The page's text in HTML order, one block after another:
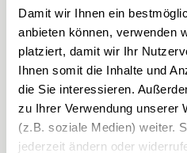
Damit wir Ihnen ein
anbieten können, verwenden
platziert, damit wir Ihr
Ihnen somit die Inhalte und
die Sie interessieren.
zu Ihrer Verwendung unserer
(z.B. soziale Medien) weiter.
jederzeit ändern oder